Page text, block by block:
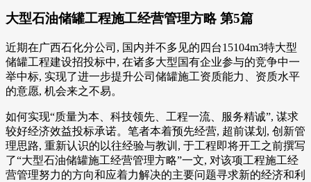
大型石油储罐工程施工经营管理方略 第5篇
近期在广西石化分公司, 国内并不多见的四台15104m3特大型
储罐工程建设招投标中, 在诸多大型国有企业参与的竞争中一
举中标, 实现了进一步提升公司储罐施工资质能力、资质水平
的意愿, 机会来之不易。
如何实现“质量为本、科技领先、工程一流、服务精诚”, 谋求
较好经济效益投标承诺。笔者本着预先经营, 超前谋划, 创新管
理思路, 重新认识的以往经验与教训, 于工程即将开工之前撰写
了“大型石油储罐施工经营管理方略”一文, 对该项工程施工经
营管理努力的方向和应着力解决的主要问题寻求新的经济和利